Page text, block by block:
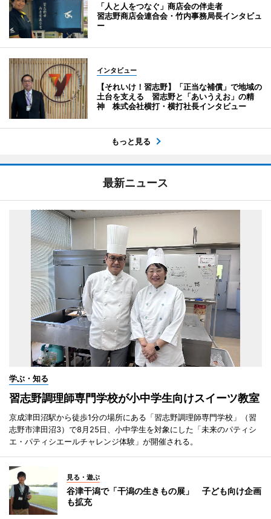
「人と人をつなぐ」商店会の伴走者
習志野商店会連合会・竹内事務局長インタビュ
ー
インタビュー
【それいけ！習志野】「正当な補償」で地域の
土台を支える 習志野と「あいうえお」の精
神 株式会社横打・横打社長インタビュー
もっと見る
最新ニュース
学ぶ・知る
習志野調理師専門学校が小中学生向けスイーツ教室
京成津田沼駅から徒歩1分の場所にある「習志野調理師専門学校」（習
志野市津田沼3）で8月25日、小中学生を対象にした「未来のパティシ
エ・パティシエールチャレンジ体験」が開催される。
見る・遊ぶ
谷津干潟で「干潟の生きもの展」 子ども向け企画
も拡充